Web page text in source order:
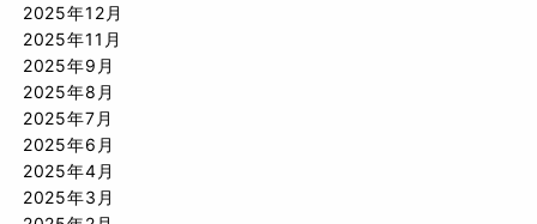
2025年12月
2025年11月
2025年9月
2025年8月
2025年7月
2025年6月
2025年4月
2025年3月